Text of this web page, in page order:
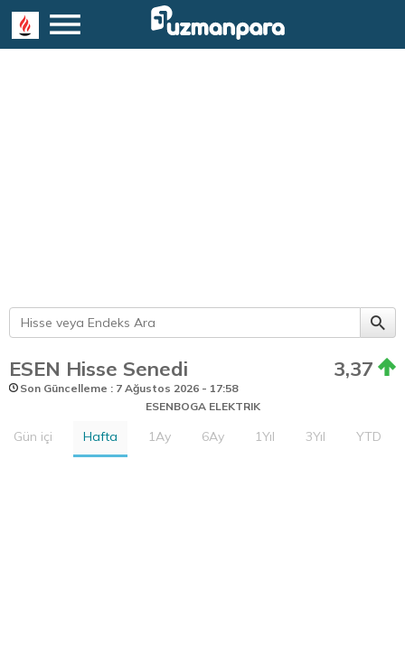
ESEN Hisse Senedi 3,37
Son Güncelleme : 7 Ağustos 2026 - 17:58
ESENBOGA ELEKTRIK
Gün içi Hafta 1Ay 6Ay 1Yıl 3Yıl YTD